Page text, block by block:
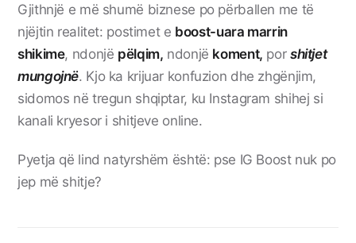
Gjithnjë e më shumë biznese po përballen me të
njëjtin realitet: postimet e boost-uara marrin
shikime, ndonjë pëlqim, ndonjë koment, por shitjet
mungojnë. Kjo ka krijuar konfuzion dhe zhgënjim,
sidomos në tregun shqiptar, ku Instagram shihej si
kanali kryesor i shitjeve online.
Pyetja që lind natyrshëm është: pse IG Boost nuk po
jep më shitje?